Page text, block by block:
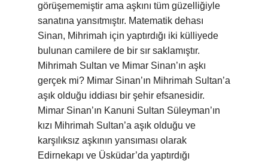
görüşememiştir ama aşkını tüm güzelliğiyle
sanatına yansıtmıştır. Matematik dehası
Sinan, Mihrimah için yaptırdığı iki külliyede
bulunan camilere de bir sır saklamıştır.
Mihrimah Sultan ve Mimar Sinan’ın aşkı
gerçek mi? Mimar Sinan’ın Mihrimah Sultan’a
aşık olduğu iddiası bir şehir efsanesidir.
Mimar Sinan’ın Kanuni Sultan Süleyman’ın
kızı Mihrimah Sultan’a aşık olduğu ve
karşılıksız aşkının yansıması olarak
Edirnekapı ve Üsküdar’da yaptırdığı